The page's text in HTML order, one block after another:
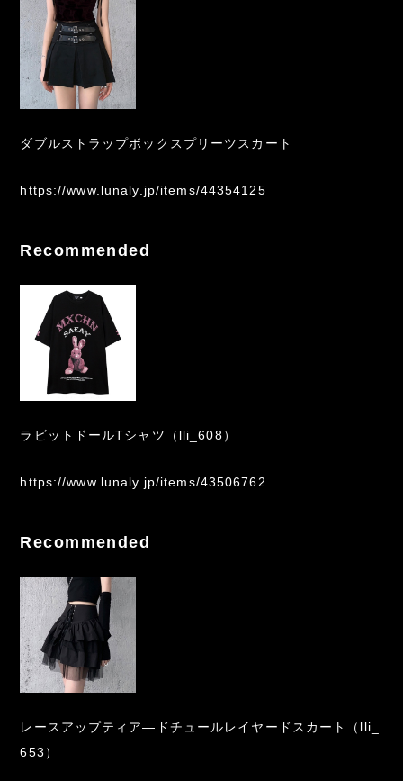
ダブルストラップボックスプリーツスカート
https://www.lunaly.jp/items/44354125
Recommended
ラビットドールTシャツ（lli_608）
https://www.lunaly.jp/items/43506762
Recommended
レースアップティア―ドチュールレイヤードスカート（lli_
653）